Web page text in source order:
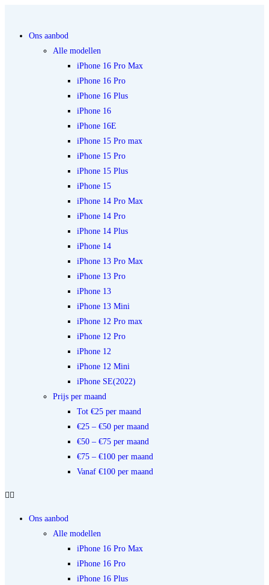
Ons aanbod
Alle modellen
iPhone 16 Pro Max
iPhone 16 Pro
iPhone 16 Plus
iPhone 16
iPhone 16E
iPhone 15 Pro max
iPhone 15 Pro
iPhone 15 Plus
iPhone 15
iPhone 14 Pro Max
iPhone 14 Pro
iPhone 14 Plus
iPhone 14
iPhone 13 Pro Max
iPhone 13 Pro
iPhone 13
iPhone 13 Mini
iPhone 12 Pro max
iPhone 12 Pro
iPhone 12
iPhone 12 Mini
iPhone SE(2022)
Prijs per maand
Tot €25 per maand
€25 – €50 per maand
€50 – €75 per maand
€75 – €100 per maand
Vanaf €100 per maand
Ons aanbod
Alle modellen
iPhone 16 Pro Max
iPhone 16 Pro
iPhone 16 Plus